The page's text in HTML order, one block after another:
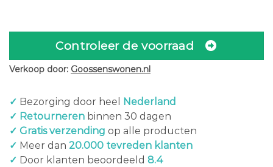
Controleer de voorraad
Verkoop door: Goossenswonen.nl
✓ Bezorging door heel
Nederland
✓ Retourneren binnen 30 dagen
✓ Gratis verzending op alle producten
✓ Meer dan 20.000 tevreden klanten
✓ Door klanten beoordeeld 8.4